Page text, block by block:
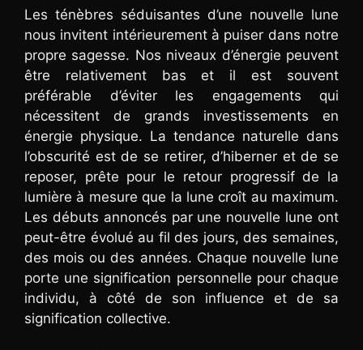
Les ténèbres séduisantes d’une nouvelle lune
nous invitent intérieurement à puiser dans notre
propre sagesse. Nos niveaux d’énergie peuvent
être relativement bas et il est souvent
préférable d’éviter les engagements qui
nécessitent de grands investissements en
énergie physique. La tendance naturelle dans
l’obscurité est de se retirer, d’hiberner et de se
reposer, prête pour le retour progressif de la
lumière à mesure que la lune croît au maximum.
Les débuts annoncés par une nouvelle lune ont
peut-être évolué au fil des jours, des semaines,
des mois ou des années. Chaque nouvelle lune
porte une signification personnelle pour chaque
individu, à côté de son influence et de sa
signification collective.